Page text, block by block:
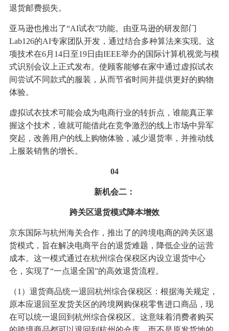
退货邮费损失。
亚马逊也推出了“AI试衣”功能。由亚马逊的研发部门
Lab126的AI专家团队开发，通过结合多种算法来实现。这
项技术在6月14日至19日由IEEE举办的国际计算机视觉与模
式识别会议上正式发布。使顾客能够在家中通过虚拟试衣
间尝试不同款式的服装，从而节省时间并提供更好的购物
体验。
虚拟试衣技术可能会成为电商行业的转折点，谁能真正掌
握这个技术，谁就可能借此在竞争激烈的线上市场中异军
突起，改善用户的线上购物体验，减少退货率，并推动线
上服装销售的增长。
04
新机会二：
跨关区退货模式降本增效
京东国际与杭州海关合作，推出了的跨境电商的跨关区退
货模式，旨在解决电商平台的退货难题，降低企业的运营
成本。这一模式通过在杭州综合保税区内设立退货中心
仓，实现了“一点退全国”的高效退货流程。
（1）退货商品统一退回杭州综合保税区：根据海关规定，
原本应退回至发货关区的跨境网购保税零售进口商品，现
在可以统一退回到杭州综合保税区。这意味着消费者购买